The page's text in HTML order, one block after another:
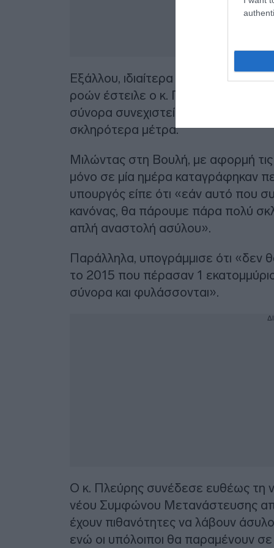
Εξάλλου, ιδιαίτερα αυστηρό μήνυμα
ροών έστειλε ο κ. Πλεύρης,
σύνορα συνεχιστεί, η κυβέρνηση
σκληρότερα μέτρα.
Μιλώντας στη Βουλή, με αφορμή
μόνο σε μία ημέρα καταγράφηκαν
υπουργός είπε ότι «εάν αυτό που
κανόνας, θα πάρουμε πάρα πολύ
απλή αναστολή ασύλου».
Παράλληλα, υπογράμμισε ότι «δεν
το 2015 που πέρασαν 1
σύνορα και φυλάσσονται».
Ο κ. Πλεύρης συνέδεσε ευθέως τη
νέου Συμφώνου Μετανάστευσης από
έχουν πιθανότητες να λάβουν
ενώ οι υπόλοιποι θα παραμένουν